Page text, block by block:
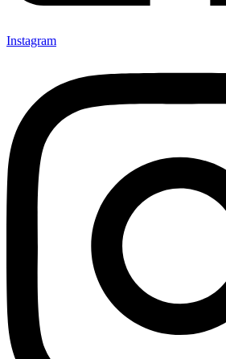
Instagram